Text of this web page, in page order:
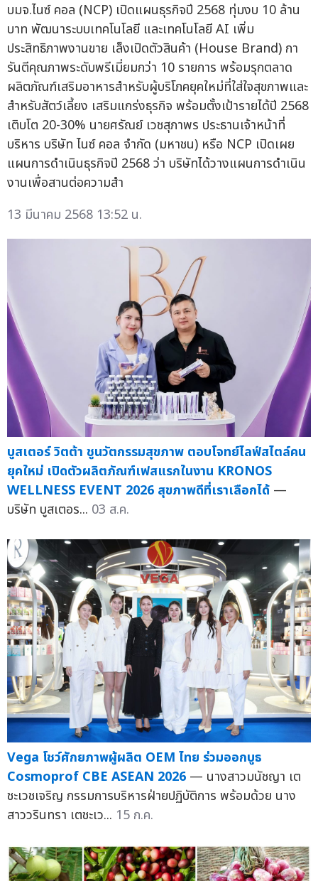
บมจ.ไนซ์ คอล (NCP) เปิดแผนธุรกิจปี 2568 ทุ่มงบ 10 ล้าน
บาท พัฒนาระบบเทคโนโลยี และเทคโนโลยี AI เพิ่ม
ประสิทธิภาพงานขาย เล็งเปิดตัวสินค้า (House Brand) กา
รันตีคุณภาพระดับพรีเมี่ยมกว่า 10 รายการ พร้อมรุกตลาด
ผลิตภัณฑ์เสริมอาหารสำหรับผู้บริโภคยุคใหม่ที่ใส่ใจสุขภาพและ
สำหรับสัตว์เลี้ยง เสริมแกร่งธุรกิจ พร้อมตั้งเป้ารายได้ปี 2568
เติบโต 20-30% นายศรัณย์ เวชสุภาพร ประธานเจ้าหน้าที่
บริหาร บริษัท ไนซ์ คอล จำกัด (มหาชน) หรือ NCP เปิดเผย
แผนการดำเนินธุรกิจปี 2568 ว่า บริษัทได้วางแผนการดำเนิน
งานเพื่อสานต่อความสำ
13 มีนาคม 2568 13:52 น.
บูสเตอร์ วิตต้า ชูนวัตกรรมสุขภาพ ตอบโจทย์ไลฟ์สไตล์คน
ยุคใหม่ เปิดตัวผลิตภัณฑ์เฟสแรกในงาน KRONOS
WELLNESS EVENT 2026 สุขภาพดีที่เราเลือกได้ —
บริษัท บูสเตอร... 03 ส.ค.
Vega โชว์ศักยภาพผู้ผลิต OEM ไทย ร่วมออกบูธ
Cosmoprof CBE ASEAN 2026 — นางสาวมนัชญา เต
ชะเวชเจริญ กรรมการบริหารฝ่ายปฏิบัติการ พร้อมด้วย นาง
สาววรินทรา เตชะเว... 15 ก.ค.